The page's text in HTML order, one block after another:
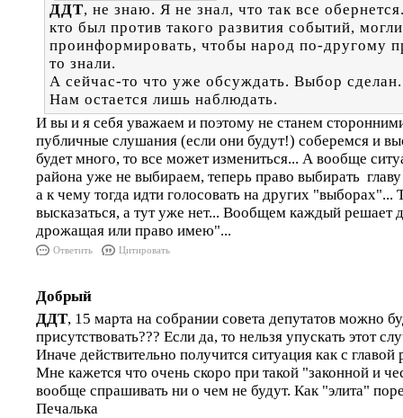
ДДТ, не знаю. Я не знал, что так все
кто был против такого развития событий,
проинформировать, чтобы народ по-другому
то знали.
А сейчас-то что уже обсуждать. Выбор
Нам остается лишь наблюдать.
И вы и я себя уважаем и поэтому не станем
публичные слушания (если они будут!) соберемся и
будет много, то все может измениться... А вообще
района уже не выбираем, теперь право выбирать
а к чему тогда идти голосовать на других
высказаться, а тут уже нет... Вообщем каждый решает
дрожащая или право имею"...
Ответить Цитировать
Добрый
ДДТ, 15 марта на собрании совета депутатов можно
присутствовать??? Если да, то нельзя упускать этот
Иначе действительно получится ситуация как с главой
Мне кажется что очень скоро при такой "законной и
вообще спрашивать ни о чем не будут. Как "элита"
Печалька